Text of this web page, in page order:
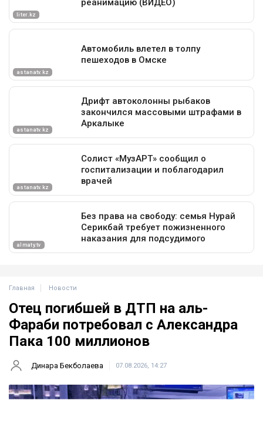
Главная Новости
Отец погибшей в ДТП на аль-
Фараби потребовал с Александра
Пака 100 миллионов
Динара Бекболаева 07.08.2026, 14:27